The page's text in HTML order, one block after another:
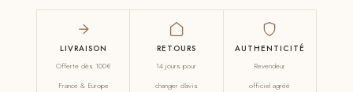
LIVRAISON
Offerte dès 100€
France & Europe
RETOURS
14 jours pour
changer d'avis
AUTHENTICITÉ
Revendeur
officiel agréé